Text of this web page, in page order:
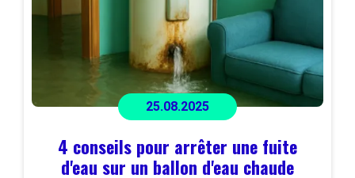
25.08.2025
4 conseils pour arrêter une fuite
d'eau sur un ballon d'eau chaude